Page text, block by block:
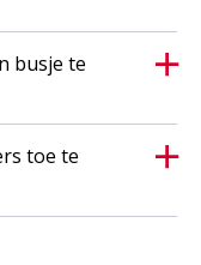
busje te
toe te